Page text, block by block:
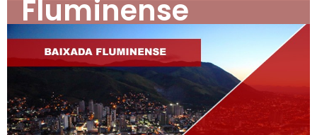
Fluminense